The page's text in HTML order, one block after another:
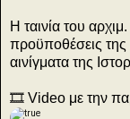
Η ταινία του
προϋποθέσεις της
αινίγματα της
🎞️ Video με την